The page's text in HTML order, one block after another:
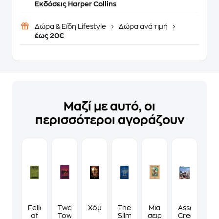
Εκδόσεις Harper Collins
Δώρα & Είδη Lifestyle
Δώρα ανά τιμή
έως 20€
Μαζί με αυτό, οι
περισσότεροι αγοράζουν
Fellowship
of
Two
Towers
Χόμπιτ
The
Silmarillion
Μια
σειρά
Assassin's
Creed